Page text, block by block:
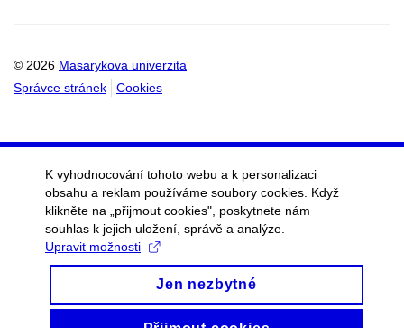
© 2026 Masarykova univerzita
Správce stránek
Cookies
K vyhodnocování tohoto webu a k personalizaci
obsahu a reklam používáme soubory cookies. Když
klikněte na „přijmout cookies", poskytnete nám
souhlas k jejich uložení, správě a analýze.
Upravit možnosti
Jen nezbytné